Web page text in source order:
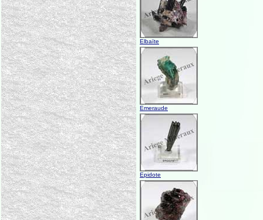
Elbaïte
Emeraude
Epidote